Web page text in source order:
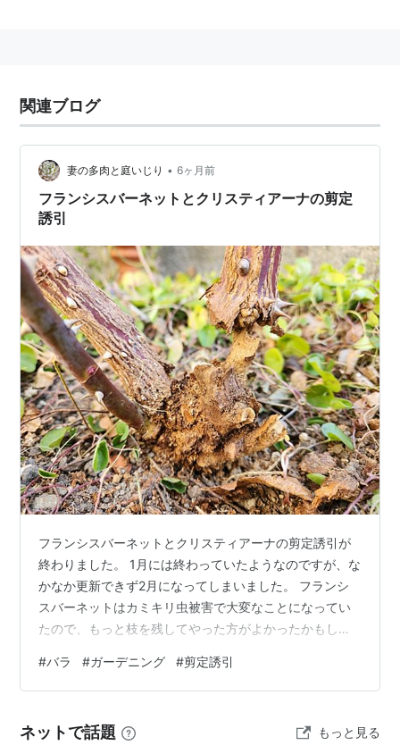
関連ブログ
妻の多肉と庭いじり • 6ヶ月前
フランシスバーネットとクリスティアーナの剪定
誘引
フランシスバーネットとクリスティアーナの剪定誘引が
終わりました。 1月には終わっていたようなのですが、な
かなか更新できず2月になってしまいました。 フランシ
スバーネットはカミキリ虫被害で大変なことになってい
たので、もっと枝を残してやった方がよかったかもしれ
虫被害の株元はこんな感じでぐらぐらなのですが、なぜ
かまだ枝が生きていそうなのでそのまままっすぐにアー
る部分がありますが、しょうがないです。 もし今後枯れ
#バラ #ガーデニング #剪定誘引
ネットで話題 もっと見る